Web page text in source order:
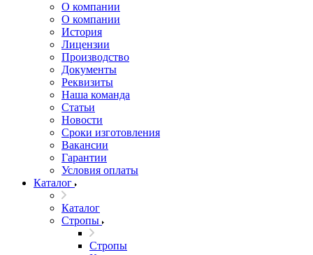
О компании
О компании
История
Лицензии
Производство
Документы
Реквизиты
Наша команда
Статьи
Новости
Сроки изготовления
Вакансии
Гарантии
Условия оплаты
Каталог
Каталог
Стропы
Стропы